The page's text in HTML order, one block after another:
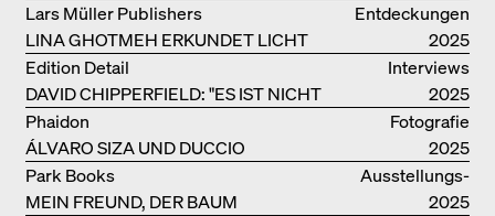
Entdeckungen
LINA GHOTMEH ERKUNDET LICHT
UND DUNKELHEIT
Lars Müller Publishers
2025
Interviews
DAVID CHIPPERFIELD: "ES IST NICHT
SO LEICHT, BERLIN ZU MÖGEN"
Edition Detail
2025
Fotografie
ÁLVARO SIZA UND DUCCIO
MALAGAMBA: SKIZZEN UND
FOTOGRAFIEN
Phaidon
2025
Ausstellungs­
kataloge
MEIN FREUND, DER BAUM
Park Books
2025